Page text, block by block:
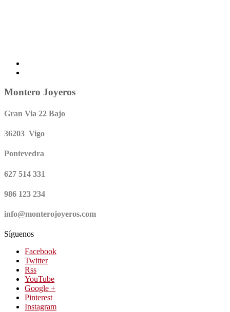
Montero Joyeros
Gran Via 22 Bajo
36203 Vigo
Pontevedra
627 514 331
986 123 234
info@monterojoyeros.com
Síguenos
Facebook
Twitter
Rss
YouTube
Google +
Pinterest
Instagram